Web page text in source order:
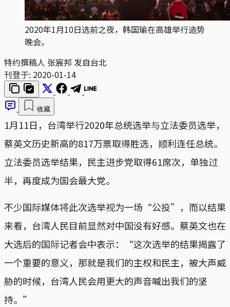
2020年1月10日选前之夜，韩国瑜在高雄举行造势
晚会。
特约撰稿人 张宸邦 发自台北
刊登于: 2020-01-14
收藏
1月11日，台湾举行2020年总统选举与立法委员选举，
蔡英文历史新高的817万票取得胜选，顺利连任总统。
立法委员选举结果，民主进步党取得61席次，单独过
半，再度成为国会最大党。
不少国际媒体将此次选举视为一场“公投”，而以结果
来看，台湾人民目前显然对中国没有好感。蔡英文也在
大选后的国际记者会中表示：“这次选举的结果揭露了
一个重要的意义，那就是我们的主权和民主，被大声威
胁的时候，台湾人民会用更大的声音喊出我们的坚
持。”